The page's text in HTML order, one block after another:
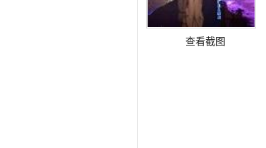
查看截图